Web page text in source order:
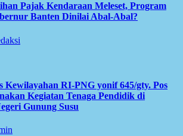
Pajak Kendaraan Meleset, Program
Banten Dinilai Abal-Abal?
Kewilayahan RI-PNG yonif 645/gty. Pos
Kegiatan Tenaga Pendidik di
Gunung Susu